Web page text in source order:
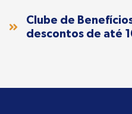
Clube de
descontos de até